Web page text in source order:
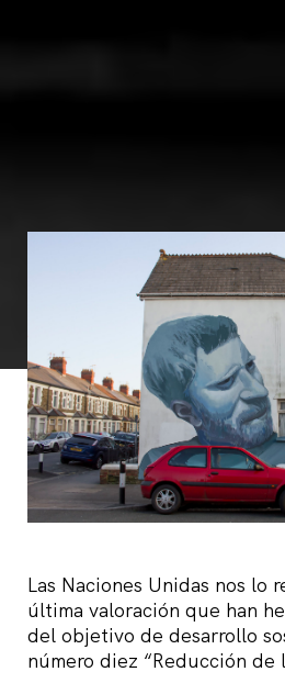
Las Naciones Unidas nos lo
última valoración que han
del objetivo de desarrollo
número diez “Reducción de